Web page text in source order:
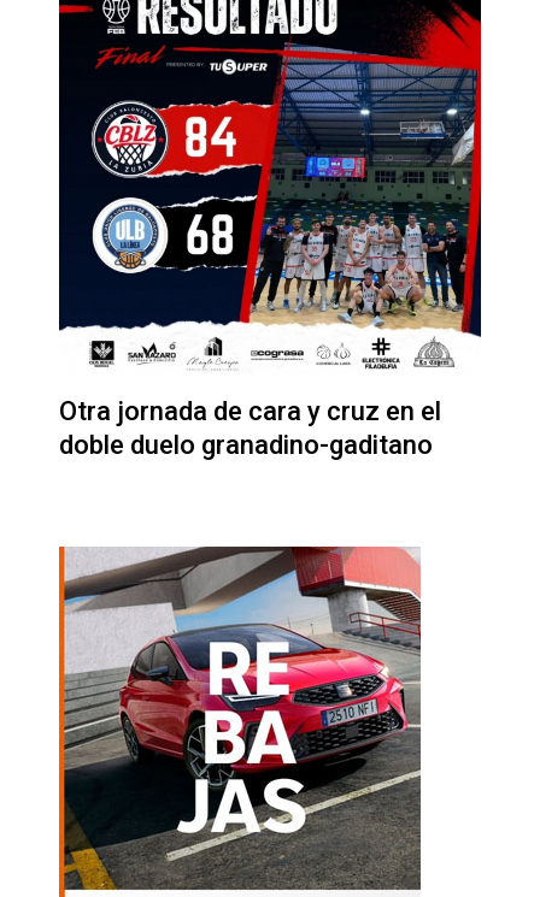
Otra jornada de cara y cruz en el
doble duelo granadino-gaditano